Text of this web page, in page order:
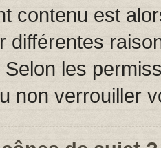
contenu est
différentes
les
non verrouiller